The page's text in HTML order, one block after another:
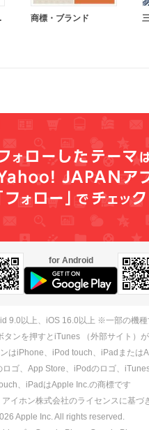
ズ） 商標・ブランド
for Android
9.0以上、iOS 16.0以上 ※一部の機
タンを押すとiTunes （外部サイト）
はiPhone、iPod touch、iPadまたは
ゴ、App Store、iPodのロゴ、
、iPadはApple Inc.の商標です
イホン株式会社のライセンスに基づ
Apple Inc. All rights reserved.